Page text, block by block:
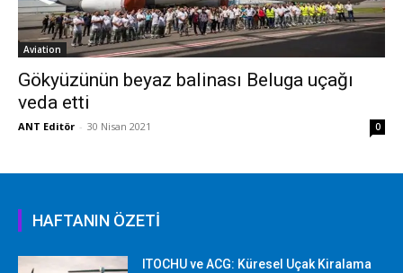
Aviation
Gökyüzünün beyaz balinası Beluga uçağı
veda etti
ANT Editör - 30 Nisan 2021 0
HAFTANIN ÖZETİ
ITOCHU ve ACG: Küresel Uçak Kiralama